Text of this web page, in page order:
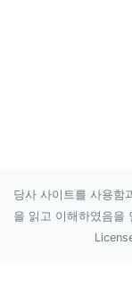
당사 사이트를 사용함
을 읽고 이해하였음을